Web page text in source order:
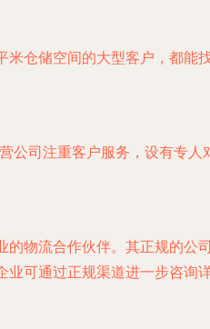
仓储空间的大型客户，都能
司注重客户服务，设有专
物流合作伙伴。其正规的公
可通过正规渠道进一步咨询